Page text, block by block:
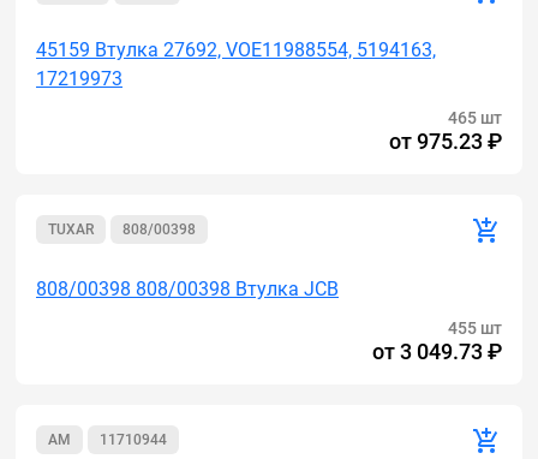
45159 Втулка 27692, VOE11988554, 5194163,
17219973
465 шт
от975.23 ₽
TUXAR 808/00398
808/00398 808/00398 Втулка JCB
455 шт
от3 049.73 ₽
AM 11710944